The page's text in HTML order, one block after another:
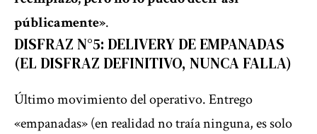
públicamente».
DISFRAZ N°5: DELIVERY DE EMPANADAS
(EL DISFRAZ DEFINITIVO, NUNCA FALLA)
Último movimiento del operativo. Entrego
«empanadas» (en realidad no traía ninguna, es solo